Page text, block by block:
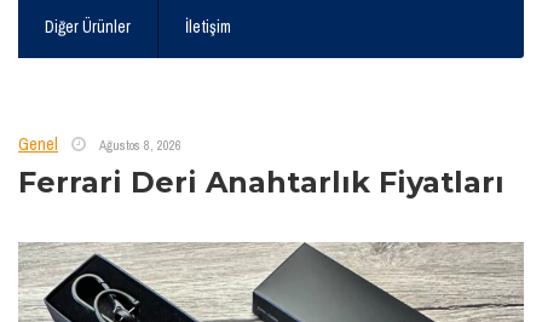
Diğer Ürünler İletişim
Genel Ağustos 8, 2026
Ferrari Deri Anahtarlık Fiyatları